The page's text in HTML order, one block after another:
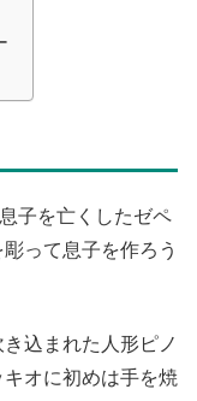
子を亡くしたゼペ
って息子を作ろう
込まれた人形ピノ
オに初めは手を焼